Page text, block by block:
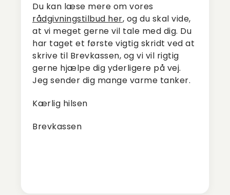
Du kan læse mere om vores
rådgivningstilbud her, og du skal vide,
at vi meget gerne vil tale med dig. Du
har taget et første vigtig skridt ved at
skrive til Brevkassen, og vi vil rigtig
gerne hjælpe dig yderligere på vej.
Jeg sender dig mange varme tanker.
Kærlig hilsen
Brevkassen